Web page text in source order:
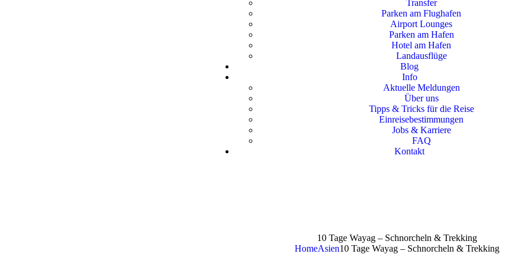
Transfer
Parken am Flughafen
Airport Lounges
Parken am Hafen
Hotel am Hafen
Landausflüge
Blog
Info
Aktuelle Meldungen
Über uns
Tipps & Tricks für die Reise
Einreisebestimmungen
Jobs & Karriere
FAQ
Kontakt
10 Tage Wayag – Schnorcheln & Trekking
HomeAsien10 Tage Wayag – Schnorcheln & Trekking